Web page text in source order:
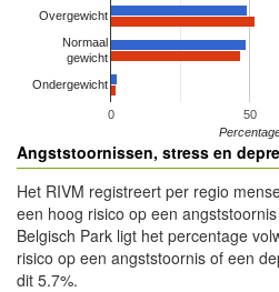
0 50
Overgewicht
Normaal
gewicht
Ondergewicht
Angststoornissen, stress en
Het RIVM registreert per regio
een hoog risico op een
Belgisch Park ligt het percentage
risico op een angststoornis of een
dit 5.7%.